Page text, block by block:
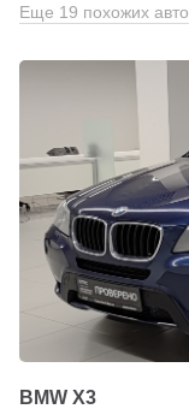
Еще 19 похожих авто
BMW X3